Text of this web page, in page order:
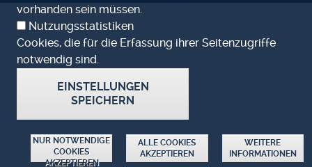
vorhanden sein müssen.
Nutzungsstatistiken
Cookies, die für die Erfassung ihrer Seitenzugriffe
notwendig sind.
EINSTELLUNGEN
SPEICHERN
NUR NOTWENDIGE
COOKIES
AKZEPTIEREN
ALLE COOKIES
AKZEPTIEREN
WEITERE
INFORMATIONEN
ZUSTIMMUNG ZURÜCKZIEHEN